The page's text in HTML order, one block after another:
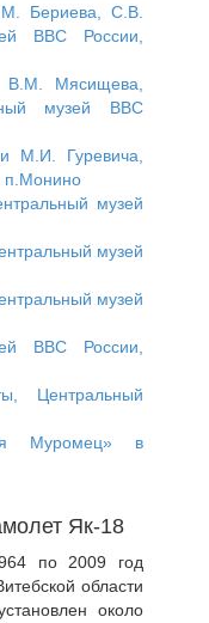
Бериева, С.В.
ВВС России,
В.М. Мясищева,
музей ВВС
М.И. Гуревича,
п.Монино
музей
музей
музей
ВВС России,
Центральный
Муромец» в
Як-18
по 2009 год
области
около